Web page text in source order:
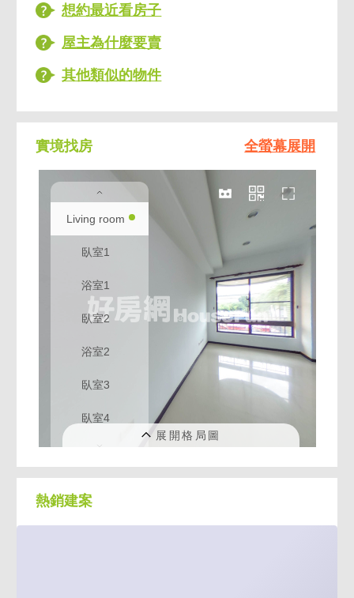
想約最近看房子
屋主為什麼要賣
其他類似的物件
實境找房 全螢幕展開
熱銷建案